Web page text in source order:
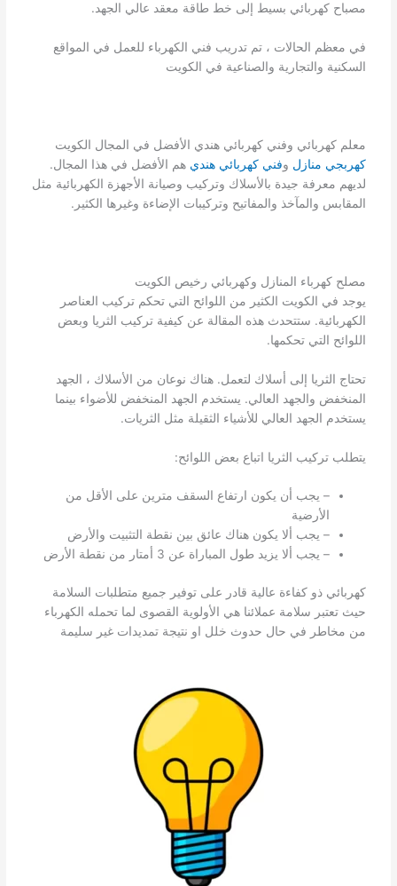
مصباح كهربائي بسيط إلى خط طاقة معقد عالي الجهد.
في معظم الحالات ، تم تدريب فني الكهرباء للعمل في المواقع
السكنية والتجارية والصناعية في الكويت
معلم كهربائي وفني كهربائي هندي الأفضل في المجال الكويت
كهربجي منازل وفني كهربائي هندي هم الأفضل في هذا المجال.
لديهم معرفة جيدة بالأسلاك وتركيب وصيانة الأجهزة الكهربائية مثل
المقابس والمآخذ والمفاتيح وتركيبات الإضاءة وغيرها الكثير.
مصلح كهرباء المنازل وكهربائي رخيص الكويت
يوجد في الكويت الكثير من اللوائح التي تحكم تركيب العناصر
الكهربائية. ستتحدث هذه المقالة عن كيفية تركيب الثريا وبعض
اللوائح التي تحكمها.
تحتاج الثريا إلى أسلاك لتعمل. هناك نوعان من الأسلاك ، الجهد
المنخفض والجهد العالي. يستخدم الجهد المنخفض للأضواء بينما
يستخدم الجهد العالي للأشياء الثقيلة مثل الثريات.
يتطلب تركيب الثريا اتباع بعض اللوائح:
– يجب أن يكون ارتفاع السقف مترين على الأقل من
الأرضية
– يجب ألا يكون هناك عائق بين نقطة التثبيت والأرض
– يجب ألا يزيد طول المباراة عن 3 أمتار من نقطة الأرض
كهربائي ذو كفاءة عالية قادر على توفير جميع متطلبات السلامة
حيث تعتبر سلامة عملائنا هي الأولوية القصوى لما تحمله الكهرباء
من مخاطر في حال حدوث خلل او نتيجة تمديدات غير سليمة